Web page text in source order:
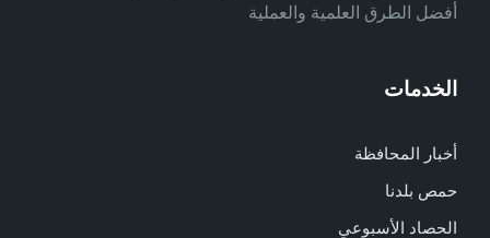
أفضل الطرق العلمية والعملية
الخدمات
أخبار المحافظة
حمص بلدنا
الحصاد الأسبوعي